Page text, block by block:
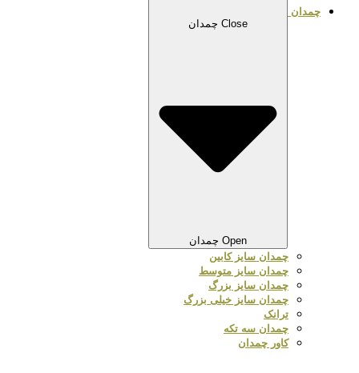
چمدان
Close چمدان
Open چمدان
چمدان سایز کابین
چمدان سایز متوسط
چمدان سایز بزرگ
چمدان سایز خیلی بزرگ
ترانک
چمدان سه تکه
کاور چمدان